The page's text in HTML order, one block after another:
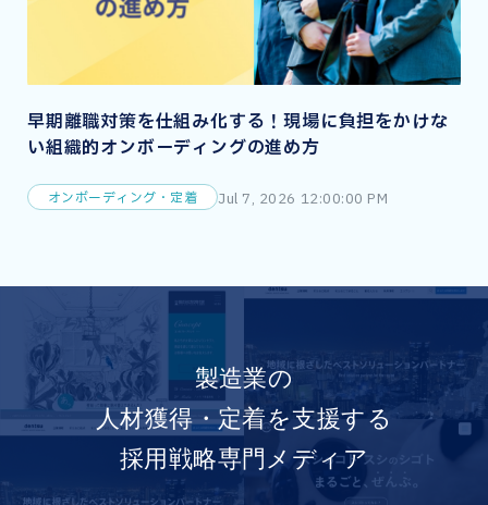
早期離職対策を仕組み化する！現場に負担をかけな
い組織的オンボーディングの進め方
オンボーディング・定着 Jul 7, 2026 12:00:00 PM
製造業の
人材獲得・定着を支援する
採用戦略専門メディア